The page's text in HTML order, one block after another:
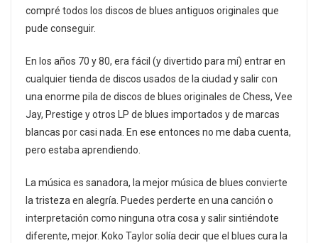
compré todos los discos de blues antiguos originales que
pude conseguir.
En los años 70 y 80, era fácil (y divertido para mí) entrar en
cualquier tienda de discos usados ​​de la ciudad y salir con
una enorme pila de discos de blues originales de Chess, Vee
Jay, Prestige y otros LP de blues importados y de marcas
blancas por casi nada. En ese entonces no me daba cuenta,
pero estaba aprendiendo.
La música es sanadora, la mejor música de blues convierte
la tristeza en alegría. Puedes perderte en una canción o
interpretación como ninguna otra cosa y salir sintiéndote
diferente, mejor. Koko Taylor solía decir que el blues cura la